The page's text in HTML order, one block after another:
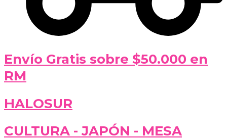
Envío Gratis sobre $50.000 en
RM
HALOSUR
CULTURA - JAPÓN - MESA